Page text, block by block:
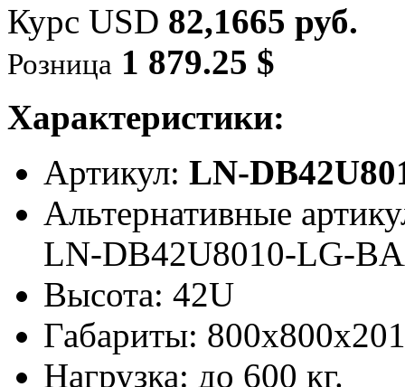
Курс USD 82,1665 руб.
Розница 1 879.25 $
Характеристики:
Артикул: LN-
Альтернативные
LN-DB42U8010-LG-
Высота: 42U
Габариты:
Нагрузка: до 600 кг.